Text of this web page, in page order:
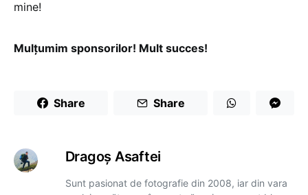
mine!
Mulţumim sponsorilor! Mult succes!
Share Share
Dragoş Asaftei
Sunt pasionat de fotografie din 2008, iar din vara